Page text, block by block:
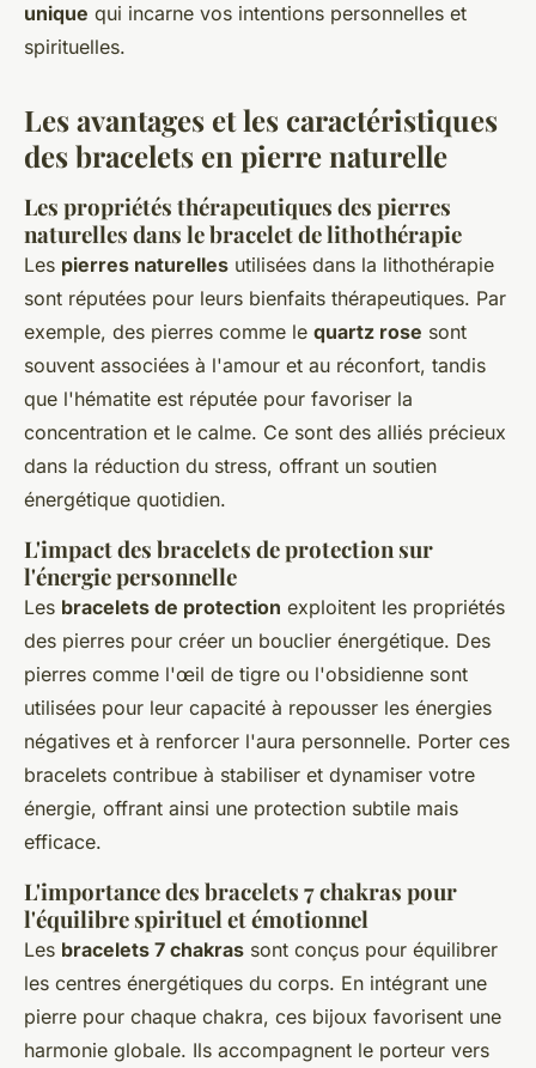
unique qui incarne vos intentions personnelles et
spirituelles.
Les avantages et les caractéristiques
des bracelets en pierre naturelle
Les propriétés thérapeutiques des pierres
naturelles dans le bracelet de lithothérapie
Les pierres naturelles utilisées dans la lithothérapie
sont réputées pour leurs bienfaits thérapeutiques. Par
exemple, des pierres comme le quartz rose sont
souvent associées à l'amour et au réconfort, tandis
que l'hématite est réputée pour favoriser la
concentration et le calme. Ce sont des alliés précieux
dans la réduction du stress, offrant un soutien
énergétique quotidien.
L'impact des bracelets de protection sur
l'énergie personnelle
Les bracelets de protection exploitent les propriétés
des pierres pour créer un bouclier énergétique. Des
pierres comme l'œil de tigre ou l'obsidienne sont
utilisées pour leur capacité à repousser les énergies
négatives et à renforcer l'aura personnelle. Porter ces
bracelets contribue à stabiliser et dynamiser votre
énergie, offrant ainsi une protection subtile mais
efficace.
L'importance des bracelets 7 chakras pour
l'équilibre spirituel et émotionnel
Les bracelets 7 chakras sont conçus pour équilibrer
les centres énergétiques du corps. En intégrant une
pierre pour chaque chakra, ces bijoux favorisent une
harmonie globale. Ils accompagnent le porteur vers